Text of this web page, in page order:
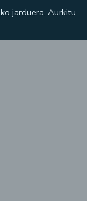
jarduera. Aurkitu